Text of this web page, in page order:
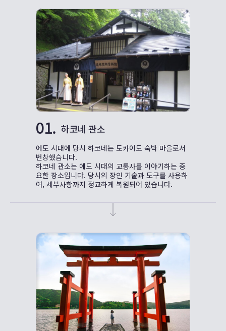
01. 하코네 관소
에도 시대에 당시 하코네는 도카이도 숙박 마을로서
번창했습니다.
하코네 관소는 에도 시대의 교통사를 이야기하는 중
요한 장소입니다. 당시의 장인 기술과 도구를 사용하
여, 세부사항까지 정교하게 복원되어 있습니다.